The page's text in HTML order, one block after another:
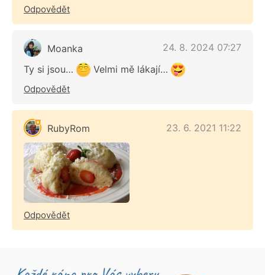
Odpovědět
Moanka
24. 8. 2024 07:27
Ty si jsou…
Velmi mě lákají…
Odpovědět
RubyRom 23. 6. 2021 11:22
Odpovědět